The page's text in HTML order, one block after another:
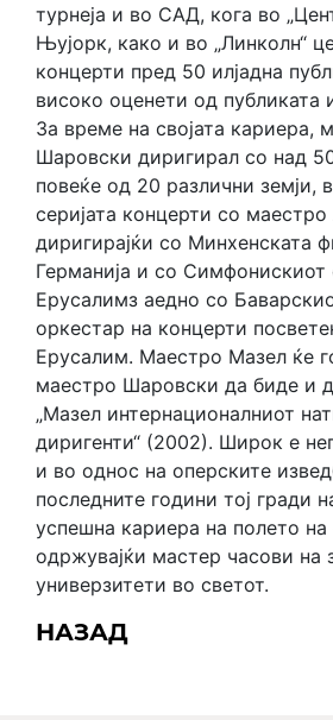
турнеја и во САД, кога во
Њујорк, како и во „Линколн“
концерти пред 50 илјадна
високо оценети од публиката
За време на својата кариера,
Шаровски диригирал со над
повеќе од 20 различни земји,
серијата концерти со
диригирајќи со Минхенската
Германија и со Симфонискиот
Ерусалимз аедно со
оркестар на концерти
Ерусалим. Маестро Мазел ќе
маестро Шаровски да биде и
„Мазел интернационалниот
диригенти“ (2002). Широк е
и во однос на оперските
последните години тој гради
успешна кариера на полето на
одржувајќи мастер часови на
универзитети во светот.
НАЗАД